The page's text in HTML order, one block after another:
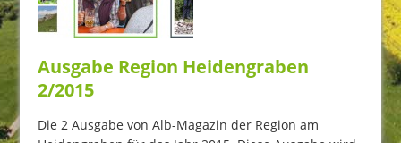
Ausgabe Region Heidengraben
2/2015
Die 2 Ausgabe von Alb-Magazin der Region am